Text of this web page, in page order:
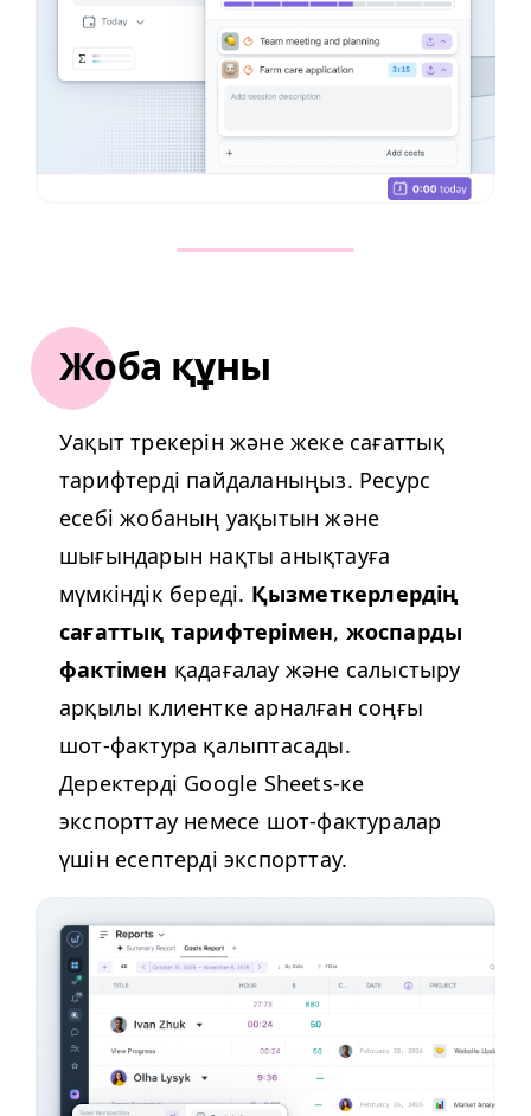
Жоба құны
Уақыт трекерін және жеке сағаттық
тарифтерді пайдаланыңыз. Ресурс
есебі жобаның уақытын және
шығындарын нақты анықтауға
мүмкіндік береді. Қызметкерлердің
сағаттық тарифтерімен, жоспарды
фактімен қадағалау және салыстыру
арқылы клиентке арналған соңғы
шот-фактура қалыптасады.
Деректерді Google Sheets-ке
экспорттау немесе шот-фактуралар
үшін есептерді экспорттау.